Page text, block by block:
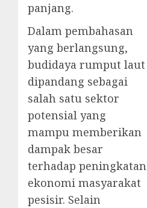
panjang.
Dalam pembahasan
yang berlangsung,
budidaya rumput laut
dipandang sebagai
salah satu sektor
potensial yang
mampu memberikan
dampak besar
terhadap peningkatan
ekonomi masyarakat
pesisir. Selain